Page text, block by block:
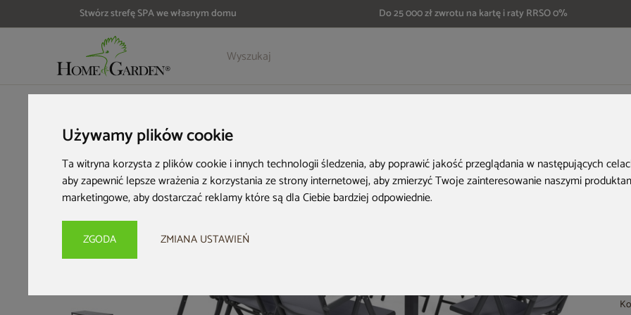
Używamy plików cookie
Ta witryna korzysta z plików cookie i innych technologii śledzenia, aby poprawić jakość przeglądania w następujących
aby zapewnić lepsze wrażenia z korzystania ze strony internetowej,aby zmierzyć Twoje zainteresowanie naszymi
marketingowe,aby dostarczać reklamy które są dla Ciebie bardziej odpowiednie.
ZGODA ZMIANA USTAWIEŃ
Stwórz strefę SPA we własnym domu Do 25 000 zł zwrotu na kartę i raty RRSO 0%
Szczegóły Opinie Akcesoria